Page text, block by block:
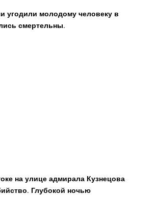
угодили молодому человеку в
смертельны.
на улице адмирала Кузнецова
Глубокой ночью